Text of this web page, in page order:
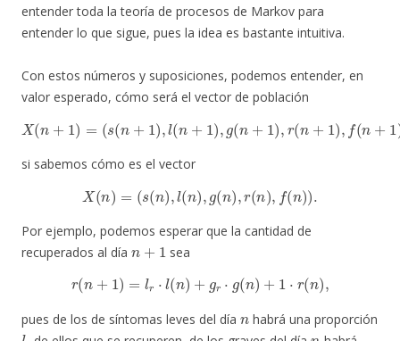
entender toda la teoría de procesos de Markov para
entender lo que sigue, pues la idea es bastante intuitiva.
Con estos números y suposiciones, podemos entender, en
valor esperado, cómo será el vector de población
X (n+ =(s(n + 1), (n+ ) g( +1) r n+ 1),f( + 1)
si sabemos cómo es el vector
X =(s(n l(n), g(n),r n),f( )).
Por ejemplo, podemos esperar que la cantidad de
recuperados al día
n+1
sea
(n+1 = ⋅l(n) + r⋅ (n)+1 ⋅r (n
pues de los de síntomas leves del día habrá una proporción
lr n